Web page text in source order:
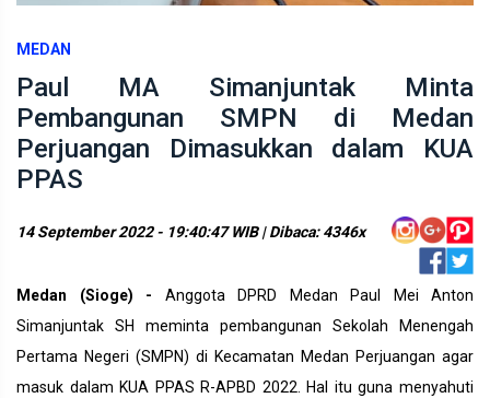
MEDAN
Paul MA Simanjuntak Minta
Pembangunan SMPN di Medan
Perjuangan Dimasukkan dalam KUA
PPAS
14 September 2022 - 19:40:47 WIB | Dibaca: 4346x
Medan (Sioge) - Anggota DPRD Medan Paul Mei Anton
Simanjuntak SH meminta pembangunan Sekolah Menengah
Pertama Negeri (SMPN) di Kecamatan Medan Perjuangan agar
masuk dalam KUA PPAS R-APBD 2022. Hal itu guna menyahuti